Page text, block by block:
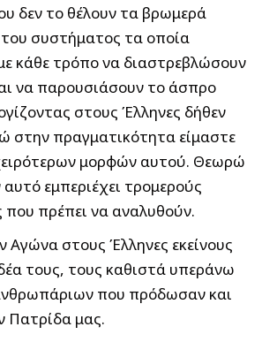
δεν το θέλουν τα βρωμερά
συστήματος τα οποία
κάθε τρόπο να διαστρεβλώσουν
να παρουσιάσουν το άσπρο
στους Έλληνες δήθεν
στην πραγματικότητα είμαστε
μορφών αυτού. Θεωρώ
εμπεριέχει τρομερούς
που πρέπει να αναλυθούν.
Αγώνα στους Έλληνες εκείνους
τους, τους καθιστά υπεράνω
που πρόδωσαν και
Πατρίδα μας.